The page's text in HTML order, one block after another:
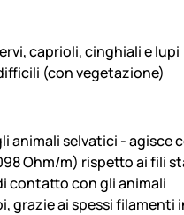
caprioli, cinghiali e lupi
(con vegetazione)
selvatici - agisce
Ohm/m) rispetto ai fili
contatto con gli animali
ai spessi filamenti